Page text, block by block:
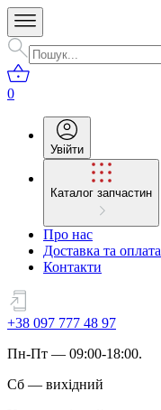
0
Увійти
Каталог запчастин
Про нас
Доставка та оплата
Контакти
+38 097 777 48 97
Пн-Пт — 09:00-18:00.
Сб — вихідний